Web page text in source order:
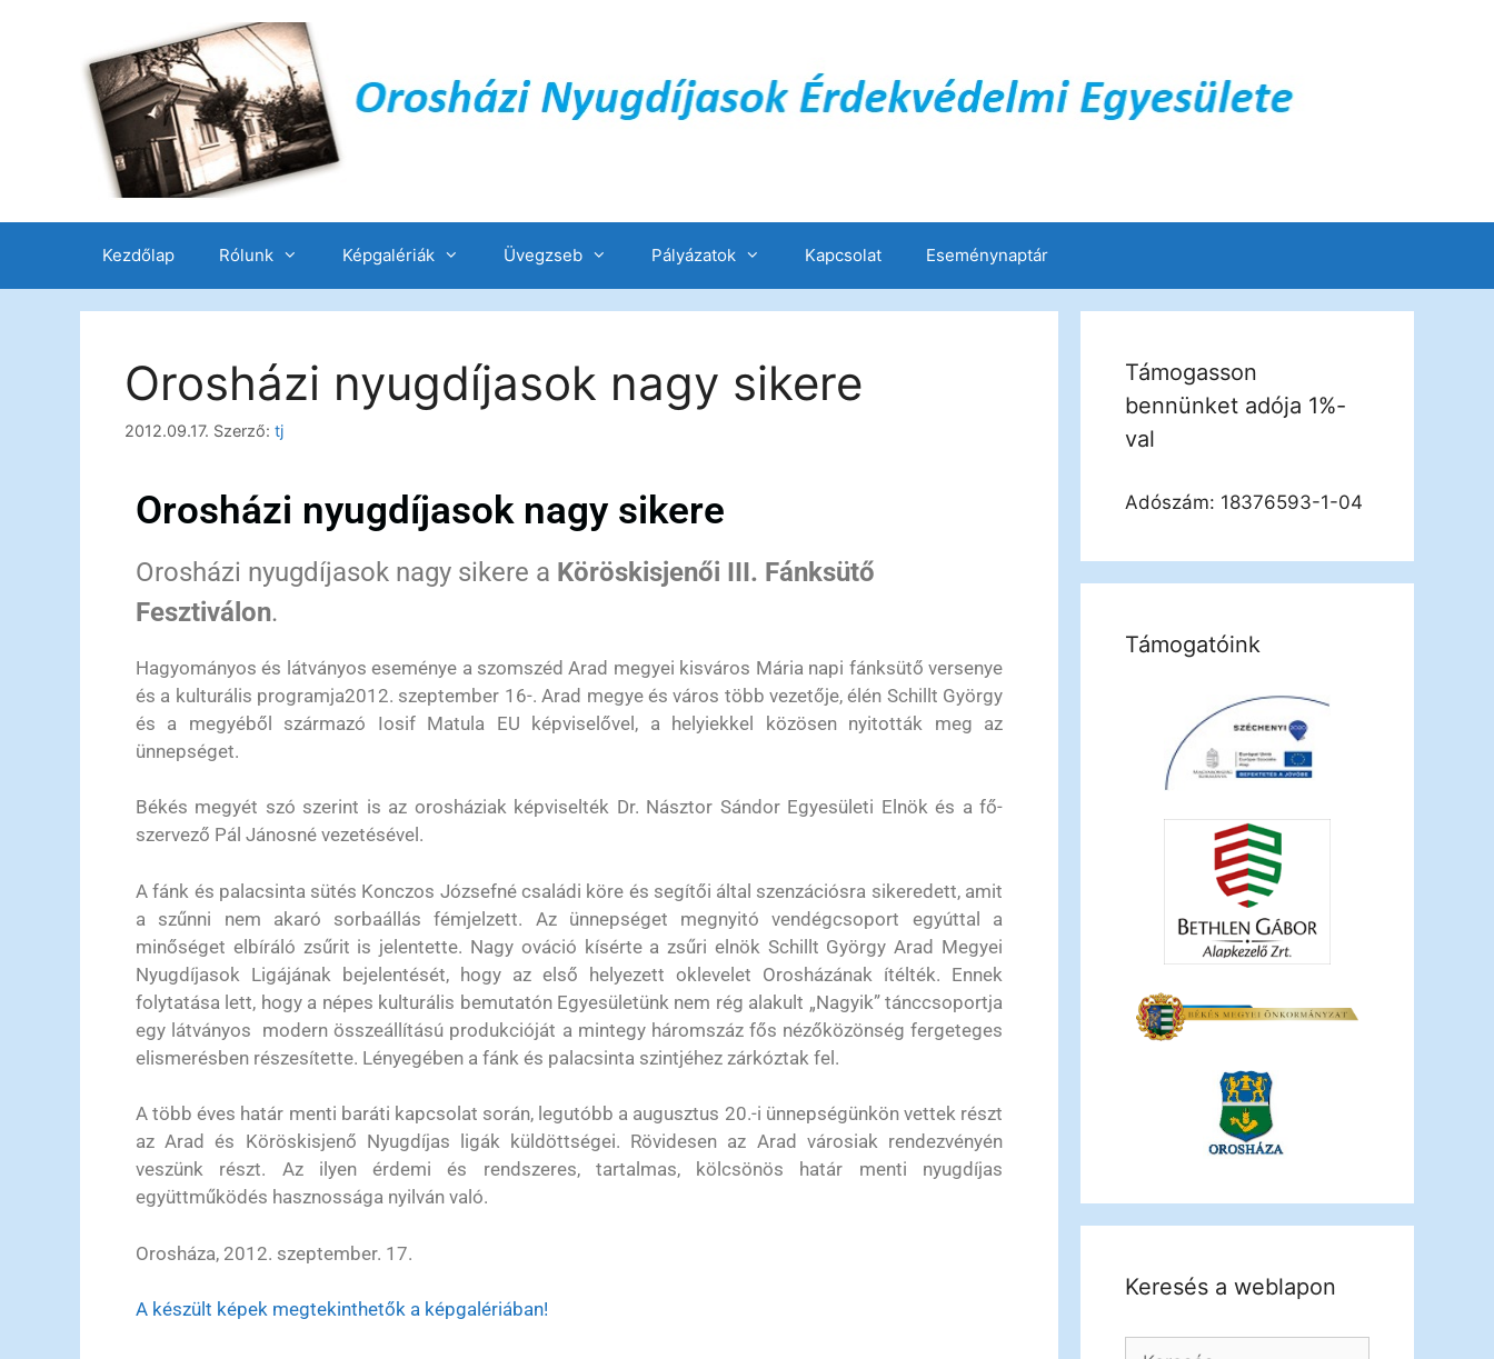
Kezdőlap Rólunk Képgalériák Üvegzseb Pályázatok Kapcsolat Eseménynaptár
Orosházi nyugdíjasok nagy sikere
2012.09.17. Szerző: tj
Orosházi nyugdíjasok nagy sikere
Orosházi nyugdíjasok nagy sikere a Köröskisjenői III. Fánksütő
Fesztiválon.
Hagyományos és látványos eseménye a szomszéd Arad megyei kisváros Mária napi fánksütő versenye
és a kulturális programja2012. szeptember 16-. Arad megye és város több vezetője, élén Schillt György
és a megyéből származó Iosif Matula EU képviselővel, a helyiekkel közösen nyitották meg az
ünnepséget.
Békés megyét szó szerint is az orosháziak képviselték Dr. Násztor Sándor Egyesületi Elnök és a fő-
szervező Pál Jánosné vezetésével.
A fánk és palacsinta sütés Konczos Józsefné családi köre és segítői által szenzációsra sikeredett, amit
a szűnni nem akaró sorbaállás fémjelzett. Az ünnepséget megnyitó vendégcsoport egyúttal a
minőséget elbíráló zsűrit is jelentette. Nagy ováció kísérte a zsűri elnök Schillt György Arad Megyei
Nyugdíjasok Ligájának bejelentését, hogy az első helyezett oklevelet Orosházának ítélték. Ennek
folytatása lett, hogy a népes kulturális bemutatón Egyesületünk nem rég alakult „Nagyik” tánccsoportja
egy látványos  modern összeállítású produkcióját a mintegy háromszáz fős nézőközönség fergeteges
elismerésben részesítette. Lényegében a fánk és palacsinta szintjéhez zárkóztak fel.
A több éves határ menti baráti kapcsolat során, legutóbb a augusztus 20.-i ünnepségünkön vettek részt
az Arad és Köröskisjenő Nyugdíjas ligák küldöttségei. Rövidesen az Arad városiak rendezvényén
veszünk részt. Az ilyen érdemi és rendszeres, tartalmas, kölcsönös határ menti nyugdíjas
együttműködés hasznossága nyilván való.
Orosháza, 2012. szeptember. 17.
A készült képek megtekinthetők a képgalériában!
Támogasson
bennünket adója 1%-
val
Adószám: 18376593-1-04
Támogatóink
Keresés a weblapon